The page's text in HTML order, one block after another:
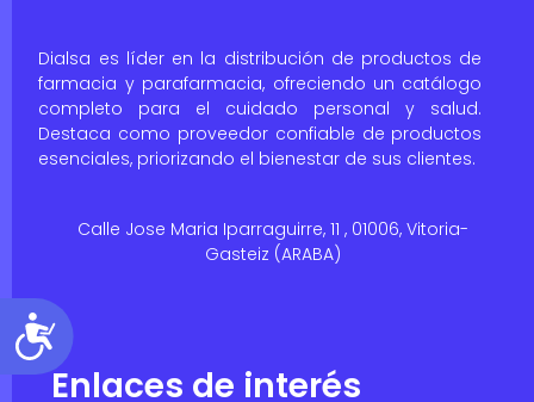
Accesibilidad
Dialsa es líder en la distribución de productos de
farmacia y parafarmacia, ofreciendo un catálogo
completo para el cuidado personal y salud.
Destaca como proveedor confiable de productos
esenciales, priorizando el bienestar de sus clientes.
Calle Jose Maria Iparraguirre, 11 , 01006, Vitoria-
Gasteiz (ARABA)
Enlaces de interés